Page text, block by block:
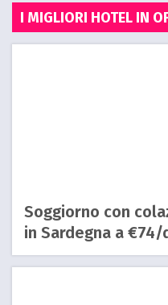
I MIGLIORI HOTEL IN
Soggiorno con
in Sardegna a